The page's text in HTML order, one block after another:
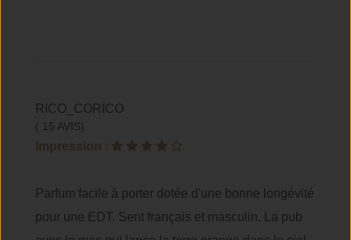
RICO_CORICO
( 15 AVIS)
Impression :
Parfum facile à porter dotée d'une bonne longévité
pour une EDT. Sent français et masculin. La pub